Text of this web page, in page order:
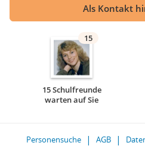
Als Kontakt
15
15 Schulfreunde
warten auf Sie
Personensuche AGB